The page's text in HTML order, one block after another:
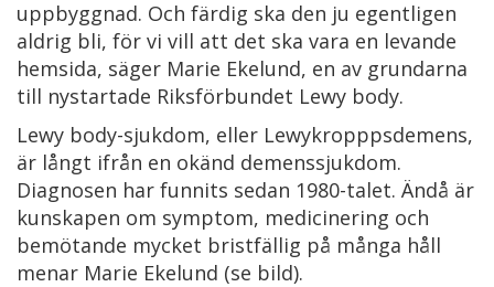
uppbyggnad. Och färdig ska den ju egentligen
aldrig bli, för vi vill att det ska vara en levande
hemsida, säger Marie Ekelund, en av grundarna
till nystartade Riksförbundet Lewy body.
Lewy body-sjukdom, eller Lewykropppsdemens,
är långt ifrån en okänd demenssjukdom.
Diagnosen har funnits sedan 1980-talet. Ändå är
kunskapen om symptom, medicinering och
bemötande mycket bristfällig på många håll
menar Marie Ekelund (se bild).